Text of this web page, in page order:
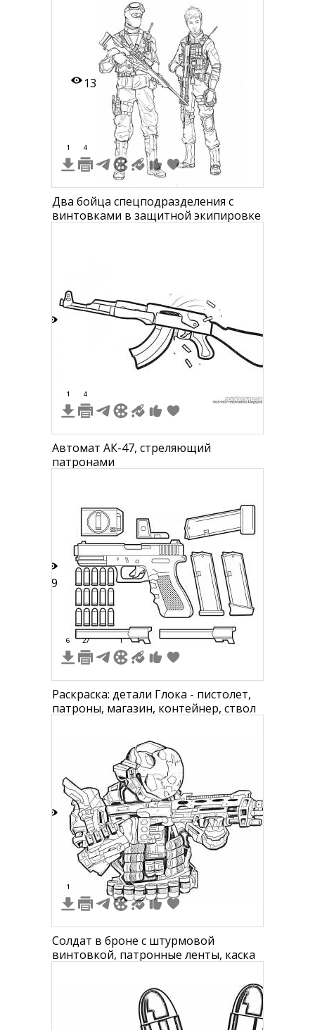
баллончик с краской, огнетушитель,
биту, банку вина, патроны,
гранатомет, штабель патронов,
автомат, дробовик, автоматическая
13
1 4
Два бойца спецподразделения с
винтовками в защитной экипировке
1 4
Автомат АК-47, стреляющий
патронами
79
6 27 1 1
Раcкраска: детали Глока - пистолет,
патроны, магазин, контейнер, ствол
1
Солдат в броне с штурмовой
винтовкой, патронные ленты, каска